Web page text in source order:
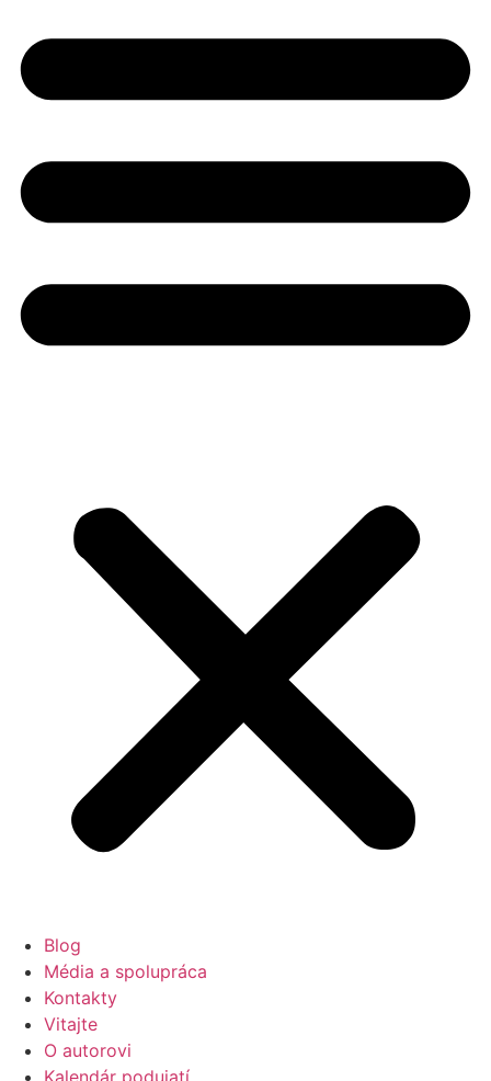
Blog
Média a spolupráca
Kontakty
Vitajte
O autorovi
Kalendár podujatí